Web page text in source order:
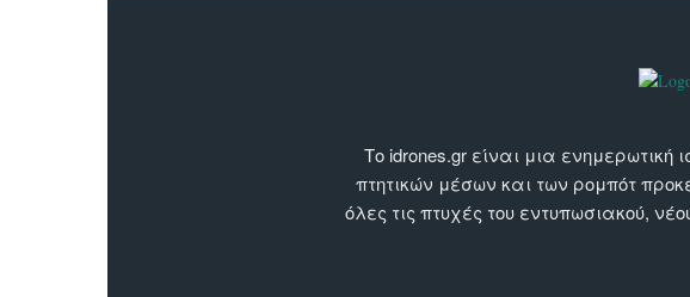
Το idrones.gr είναι μια
πτητικών μέσων και των ρομπότ
όλες τις πτυχές του εντυπωσιακού,